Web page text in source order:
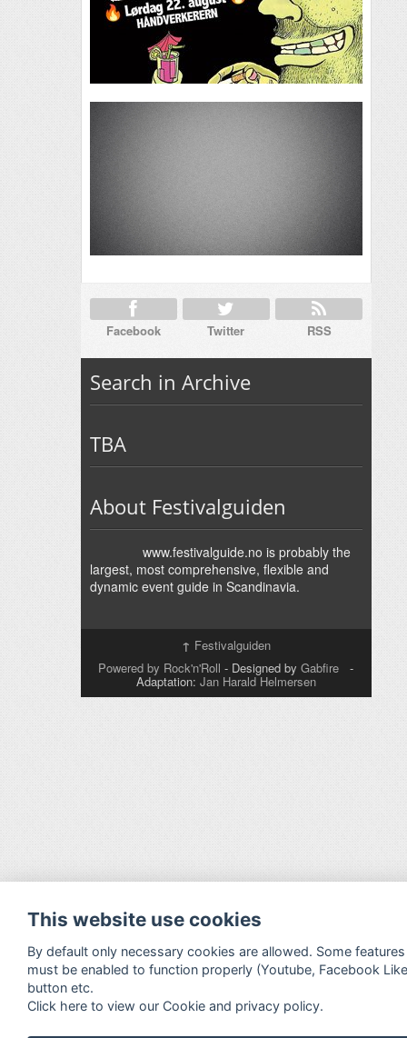
Facebook Twitter RSS
Search in Archive
TBA
About Festivalguiden
www.festivalguide.no is probably the
largest, most comprehensive, flexible and
dynamic event guide in Scandinavia.
↑ Festivalguiden
Powered by Rock'n'Roll - Designed by Gabfire -
Adaptation: Jan Harald Helmersen
This website use cookies
By default only necessary cookies are allowed. Some features
must be enabled to function properly (Youtube, Facebook
button etc.
Click here to view our Cookie and privacy policy.